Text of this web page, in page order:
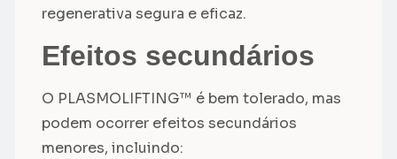
regenerativa segura e eficaz.
Efeitos secundários
O PLASMOLIFTING™ é bem tolerado, mas
podem ocorrer efeitos secundários
menores, incluindo: